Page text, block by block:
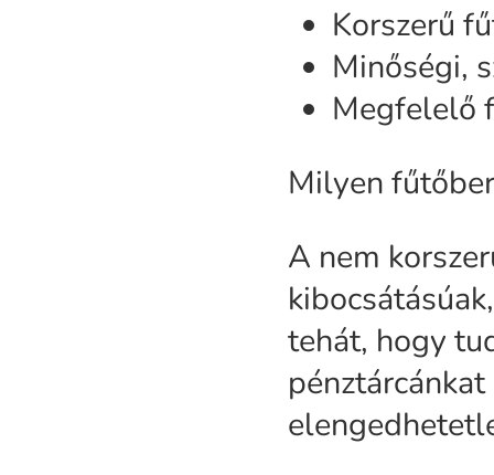
Korszerű
Minőségi,
Megfelelő
Milyen
A nem
tehát, hogy